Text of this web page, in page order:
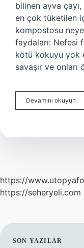
bilinen ayva
en çok tüketilen
kompostosu
faydaları: Nefesi
kötü kokuyu yok
savaşır ve
Devamını okuyun
https://
https://seheryeli.com
SON YAZILAR